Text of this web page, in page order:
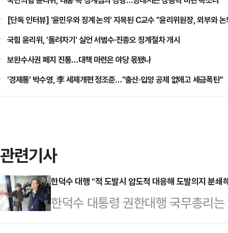
[단독 인터뷰] '윤민우와 징계 논의' 지목된 C교수 "윤리위원장, 외부와
국힘 윤리위, '돌려차기' 실언 서범수·진종오 징계절차 개시
보완수사권 폐지 진통…대책 마련은 야당 몫됐나
'경제통' 박수영, 李 세제개편 정조준…"출산·입양 공제 없애고 세금폭탄"
관련기사
한덕수 대행 "적 도발시 압도적 대응해 도발의지 분쇄
한덕수 대통령 권한대행 국무총리
대응해 도발 의지를 분쇄해야 한다